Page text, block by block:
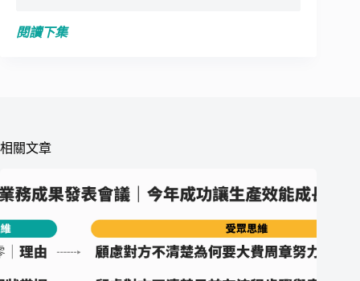
閱讀下集
相關文章